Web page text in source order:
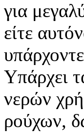
για
είτε
Υπάρχει
νερών
ρούχων,